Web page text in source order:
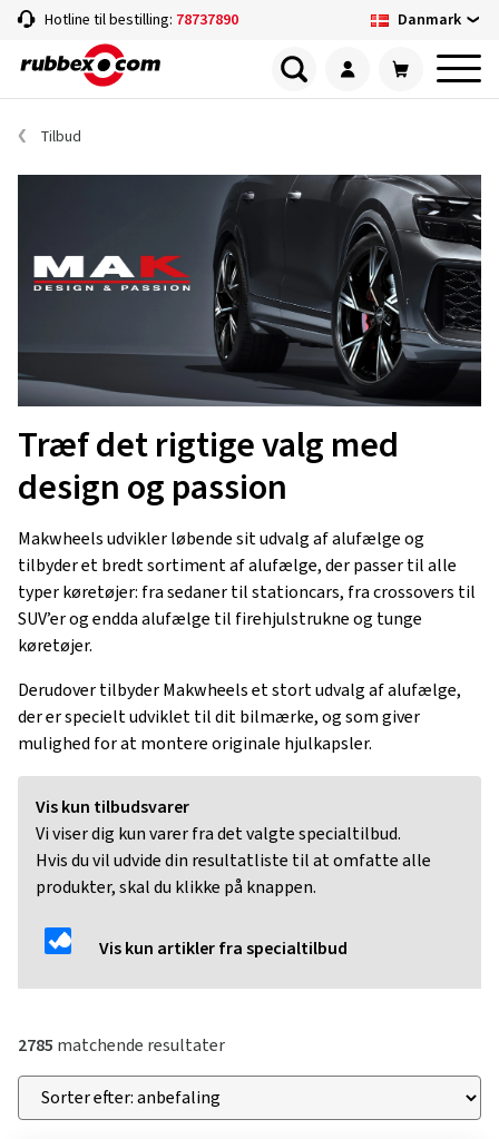
Hotline til bestilling: 78737890 Danmark
Tilbud
Træf det rigtige valg med
design og passion
Makwheels udvikler løbende sit udvalg af alufælge og
tilbyder et bredt sortiment af alufælge, der passer til alle
typer køretøjer: fra sedaner til stationcars, fra crossovers til
SUV’er og endda alufælge til firehjulstrukne og tunge
køretøjer.
Derudover tilbyder Makwheels et stort udvalg af alufælge,
der er specielt udviklet til dit bilmærke, og som giver
mulighed for at montere originale hjulkapsler.
Vis kun tilbudsvarer
Vi viser dig kun varer fra det valgte specialtilbud.
Hvis du vil udvide din resultatliste til at omfatte alle
produkter, skal du klikke på knappen.
Vis kun artikler fra specialtilbud
2785 matchende resultater